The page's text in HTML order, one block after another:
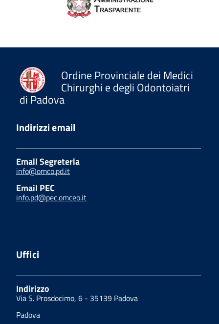
Ordine Provinciale dei Medici
Chirurghi e degli Odontoiatri
di Padova
Indirizzi email
Email Segreteria
info@omco.pd.it
Email PEC
info.pd@pec.omceo.it
Uffici
Indirizzo
Via S. Prosdocimo, 6 - 35139 Padova
Padova